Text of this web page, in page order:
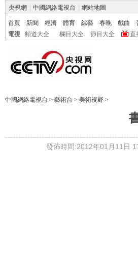
央視網 中國網絡電視台 網站地圖
首頁 新聞 經濟 體育 綜藝 春晚 戲曲
電視
頻道大全 欄目大全 節目大全 直
中國網絡電視台 > 藝術台 > 美術視野 >
發佈時間:2012年01月11日